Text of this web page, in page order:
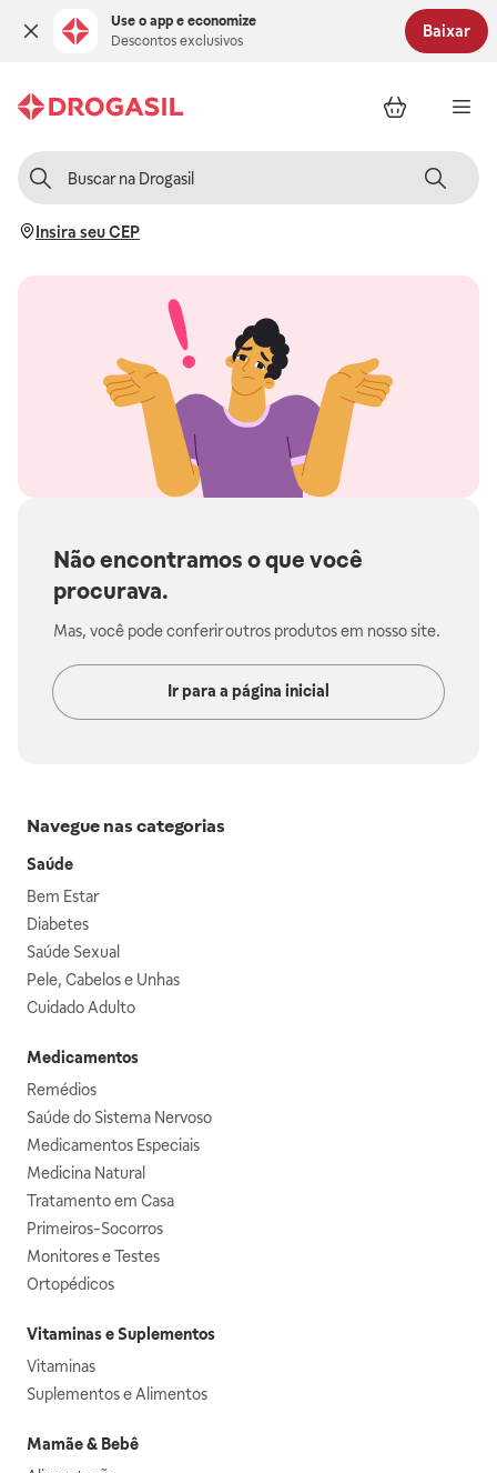
Use o app e economize
Descontos exclusivos
Baixar
Insira seu CEP
Não encontramos o que você
procurava.
Mas, você pode conferir outros produtos em nosso site.
Ir para a página inicial
Navegue nas categorias
Saúde
Bem Estar
Diabetes
Saúde Sexual
Pele, Cabelos e Unhas
Cuidado Adulto
Medicamentos
Remédios
Saúde do Sistema Nervoso
Medicamentos Especiais
Medicina Natural
Tratamento em Casa
Primeiros-Socorros
Monitores e Testes
Ortopédicos
Vitaminas e Suplementos
Vitaminas
Suplementos e Alimentos
Mamãe & Bebê